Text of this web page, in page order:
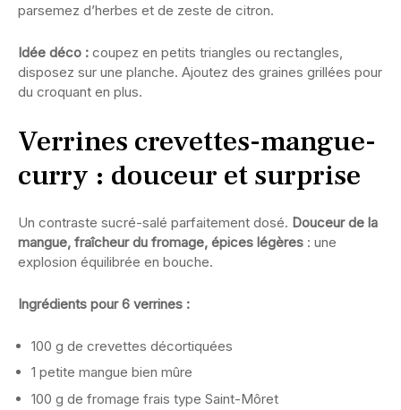
parsemez d’herbes et de zeste de citron.
Idée déco : coupez en petits triangles ou rectangles,
disposez sur une planche. Ajoutez des graines grillées pour
du croquant en plus.
Verrines crevettes-mangue-
curry : douceur et surprise
Un contraste sucré-salé parfaitement dosé. Douceur de la
mangue, fraîcheur du fromage, épices légères : une
explosion équilibrée en bouche.
Ingrédients pour 6 verrines :
100 g de crevettes décortiquées
1 petite mangue bien mûre
100 g de fromage frais type Saint-Môret